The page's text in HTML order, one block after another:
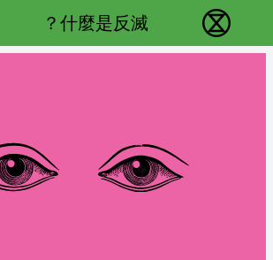
反抗滅絕 - Home
什麼是反滅？